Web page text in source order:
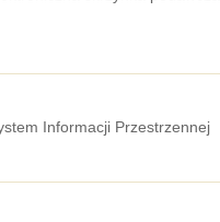
Informacji Przestrzennej